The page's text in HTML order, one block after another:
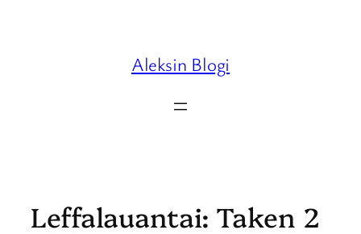
Aleksin Blogi
Leffalauantai: Taken 2